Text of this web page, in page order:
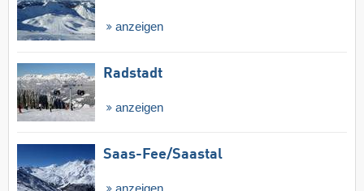
anzeigen
Radstadt
anzeigen
Saas-Fee/​Saastal
anzeigen